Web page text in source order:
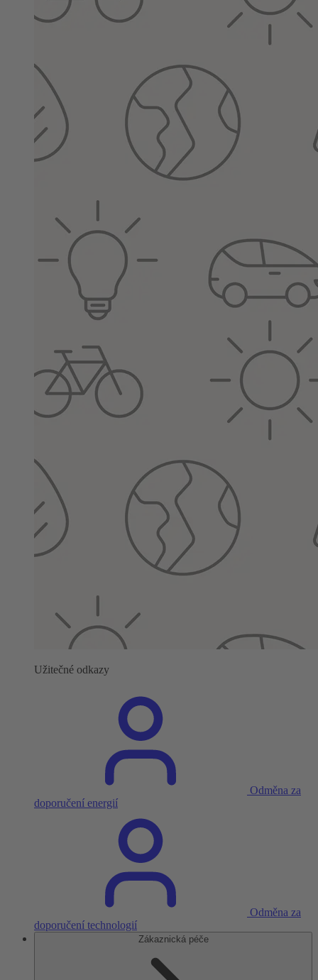
Užitečné odkazy
Odměna za
doporučení energií
Odměna za
doporučení technologií
Zákaznická péče